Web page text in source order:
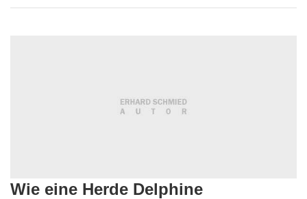
Wie eine Herde Delphine